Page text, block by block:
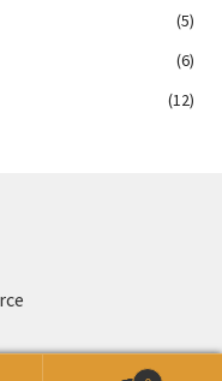
(5)
(6)
(12)